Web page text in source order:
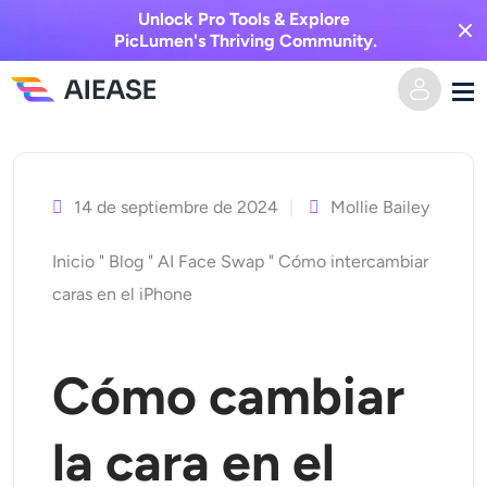
Unlock Pro Tools & Explore
PicLumen's Thriving Community.
AI Video
Texto a video
Efectos de video
Generador de besos de IA
Efectos de video
Imagen a imagen
Texto a imagen
Herramientas de IA
Editor y creador de fotos
Precios
contenido14 de septiembre de 2024 Mollie Bailey
Inicio " Blog "AI Face Swap "Cómo intercambiar
caras en el iPhone
Cómo cambiar
la cara en el